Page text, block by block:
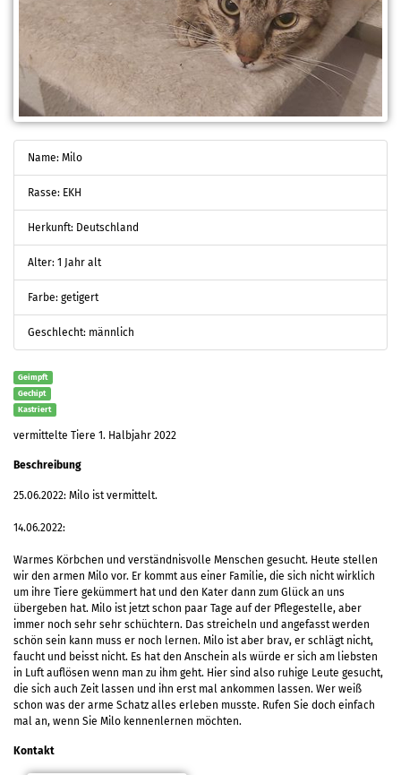
Name: Milo
Rasse: EKH
Herkunft: Deutschland
Alter: 1 Jahr alt
Farbe: getigert
Geschlecht: männlich
Geimpft
Gechipt
Kastriert
vermittelte Tiere 1. Halbjahr 2022
Beschreibung
25.06.2022: Milo ist vermittelt.
14.06.2022:
Warmes Körbchen und verständnisvolle Menschen gesucht. Heute stellen
wir den armen Milo vor. Er kommt aus einer Familie, die sich nicht wirklich
um ihre Tiere gekümmert hat und den Kater dann zum Glück an uns
übergeben hat. Milo ist jetzt schon paar Tage auf der Pflegestelle, aber
immer noch sehr sehr schüchtern. Das streicheln und angefasst werden
schön sein kann muss er noch lernen. Milo ist aber brav, er schlägt nicht,
faucht und beisst nicht. Es hat den Anschein als würde er sich am liebsten
in Luft auflösen wenn man zu ihm geht. Hier sind also ruhige Leute gesucht,
die sich auch Zeit lassen und ihn erst mal ankommen lassen. Wer weiß
schon was der arme Schatz alles erleben musste. Rufen Sie doch einfach
mal an, wenn Sie Milo kennenlernen möchten.
Kontakt